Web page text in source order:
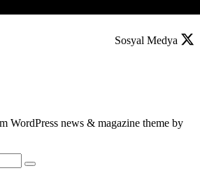
Sosyal Medya
WordPress news & magazine theme by